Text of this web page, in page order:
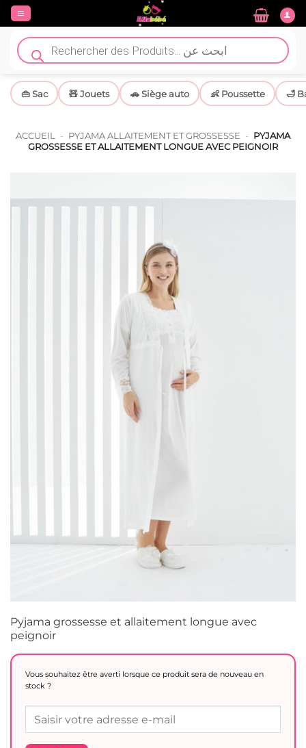
Passer
contenu
Recherche
de
produits
👜 Sac 🧸 Jouets 🚗 Siège auto 👶 Poussette 🛁
ACCUEIL - PYJAMA ALLAITEMENT ET GROSSESSE - PYJAMA
GROSSESSE ET ALLAITEMENT LONGUE AVEC PEIGNOIR
Pyjama grossesse et allaitement longue avec
peignoir
Vous souhaitez être averti lorsque ce produit sera de nouveau en
stock ?